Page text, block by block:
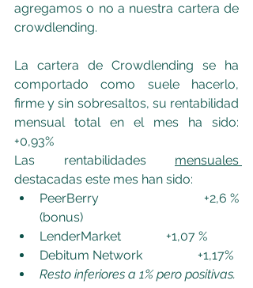
agregamos o no a nuestra cartera de
crowdlending.
La cartera de Crowdlending se ha
comportado como suele hacerlo,
firme y sin sobresaltos, su rentabilidad
+0,93%
Las rentabilidades
destacadas este mes han sido:
PeerBerry             		+2,6 %
(bonus)
LenderMarket		+1,07 %
Debitum Network		+1,17%
Resto inferiores a 1% pero positivas.